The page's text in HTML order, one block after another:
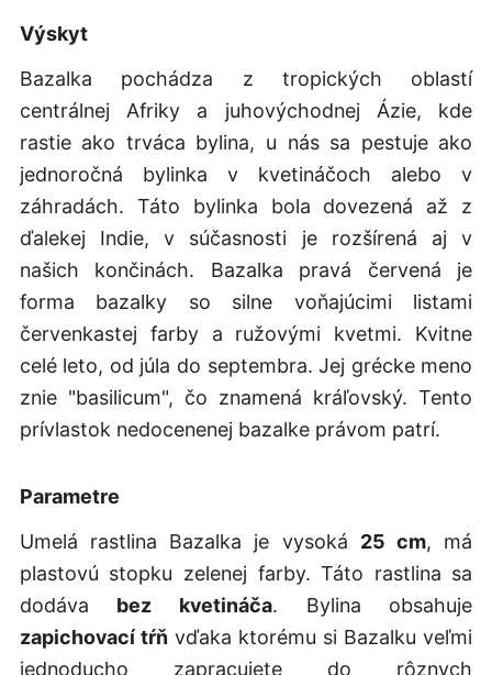
Výskyt
Bazalka pochádza z tropických oblastí
centrálnej Afriky a juhovýchodnej Ázie, kde
rastie ako trváca bylina, u nás sa pestuje ako
jednoročná bylinka v kvetináčoch alebo v
záhradách. Táto bylinka bola dovezená až z
ďalekej Indie, v súčasnosti je rozšírená aj v
našich končinách. Bazalka pravá červená je
forma bazalky so silne voňajúcimi listami
červenkastej farby a ružovými kvetmi. Kvitne
celé leto, od júla do septembra. Jej grécke meno
znie "basilicum", čo znamená kráľovský. Tento
prívlastok nedocenenej bazalke právom patrí.
Parametre
Umelá rastlina Bazalka je vysoká 25 cm, má
plastovú stopku zelenej farby. Táto rastlina sa
dodáva bez kvetináča. Bylina obsahuje
zapichovací tŕň vďaka ktorému si Bazalku veľmi
jednoducho zapracujete do rôznych